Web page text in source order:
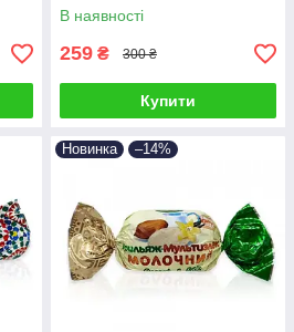
В наявності
259 ₴ 300 ₴
Купити
Новинка –14%